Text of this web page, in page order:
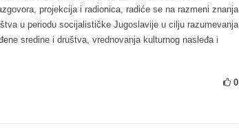
projekcija i radionica, radiće se na razmeni znanja
u periodu socijalističke Jugoslavije u cilju razumevanja
sredine i društva, vrednovanja kulturnog nasleđa i
0